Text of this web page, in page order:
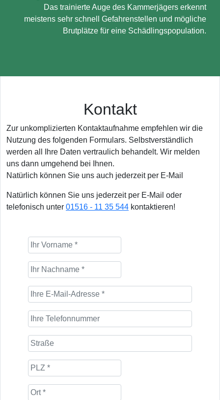
Das trainierte Auge des Kammerjägers erkennt
meistens sehr schnell Gefahrenstellen und mögliche
Brutplätze für eine Schädlingspopulation.
Kontakt
Zur unkomplizierten Kontaktaufnahme empfehlen wir die
Nutzung des folgenden Formulars. Selbstverständlich
werden all Ihre Daten vertraulich behandelt. Wir melden
uns dann umgehend bei Ihnen.
Natürlich können Sie uns auch jederzeit per E-Mail
Natürlich können Sie uns jederzeit per E-Mail oder
telefonisch unter 01516 - 11 35 544 kontaktieren!